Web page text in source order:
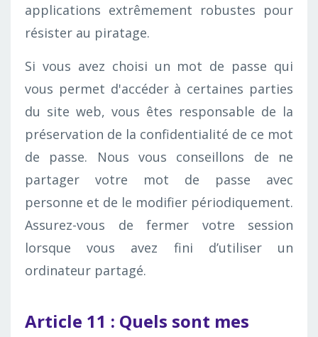
applications extrêmement robustes pour
résister au piratage.
Si vous avez choisi un mot de passe qui
vous permet d'accéder à certaines parties
du site web, vous êtes responsable de la
préservation de la confidentialité de ce mot
de passe. Nous vous conseillons de ne
partager votre mot de passe avec
personne et de le modifier périodiquement.
Assurez-vous de fermer votre session
lorsque vous avez fini d’utiliser un
ordinateur partagé.
Article 11 : Quels sont mes